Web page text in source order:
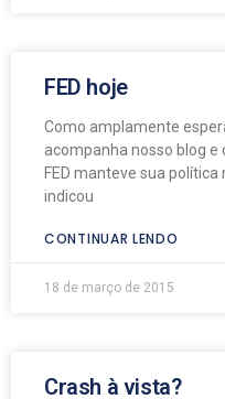
FED hoje
Como amplamente
acompanha nosso blog
FED manteve sua
indicou
CONTINUAR LENDO
18 de março de 2015
Crash à vista?